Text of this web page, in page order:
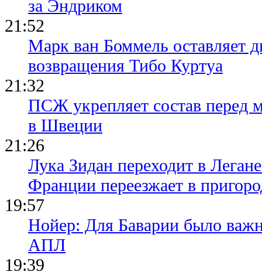
за Эндриком
21:52
Марк ван Боммель оставляет
возвращения Тибо Куртуа
21:32
ПСЖ укрепляет состав перед
в Швеции
21:26
Лука Зидан переходит в
Франции переезжает в
19:57
Нойер: Для Баварии было
АПЛ
19:39